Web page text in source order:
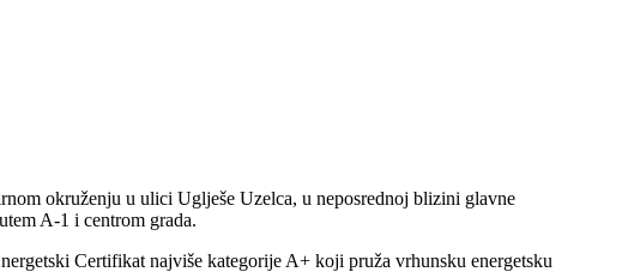
okruženju u ulici Uglješe Uzelca, u neposrednoj blizini glavne
A-1 i centrom grada.
Certifikat najviše kategorije A+ koji pruža vrhunsku energetsku